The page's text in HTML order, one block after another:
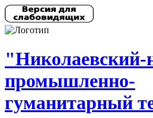
промышленно-
гуманитарный